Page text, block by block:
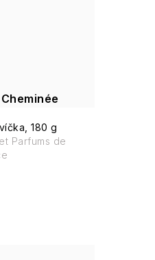
180 g
Parfums de